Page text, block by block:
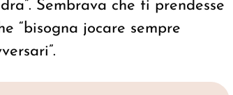
Sembrava che ti prendesse
“bisogna jocare sempre